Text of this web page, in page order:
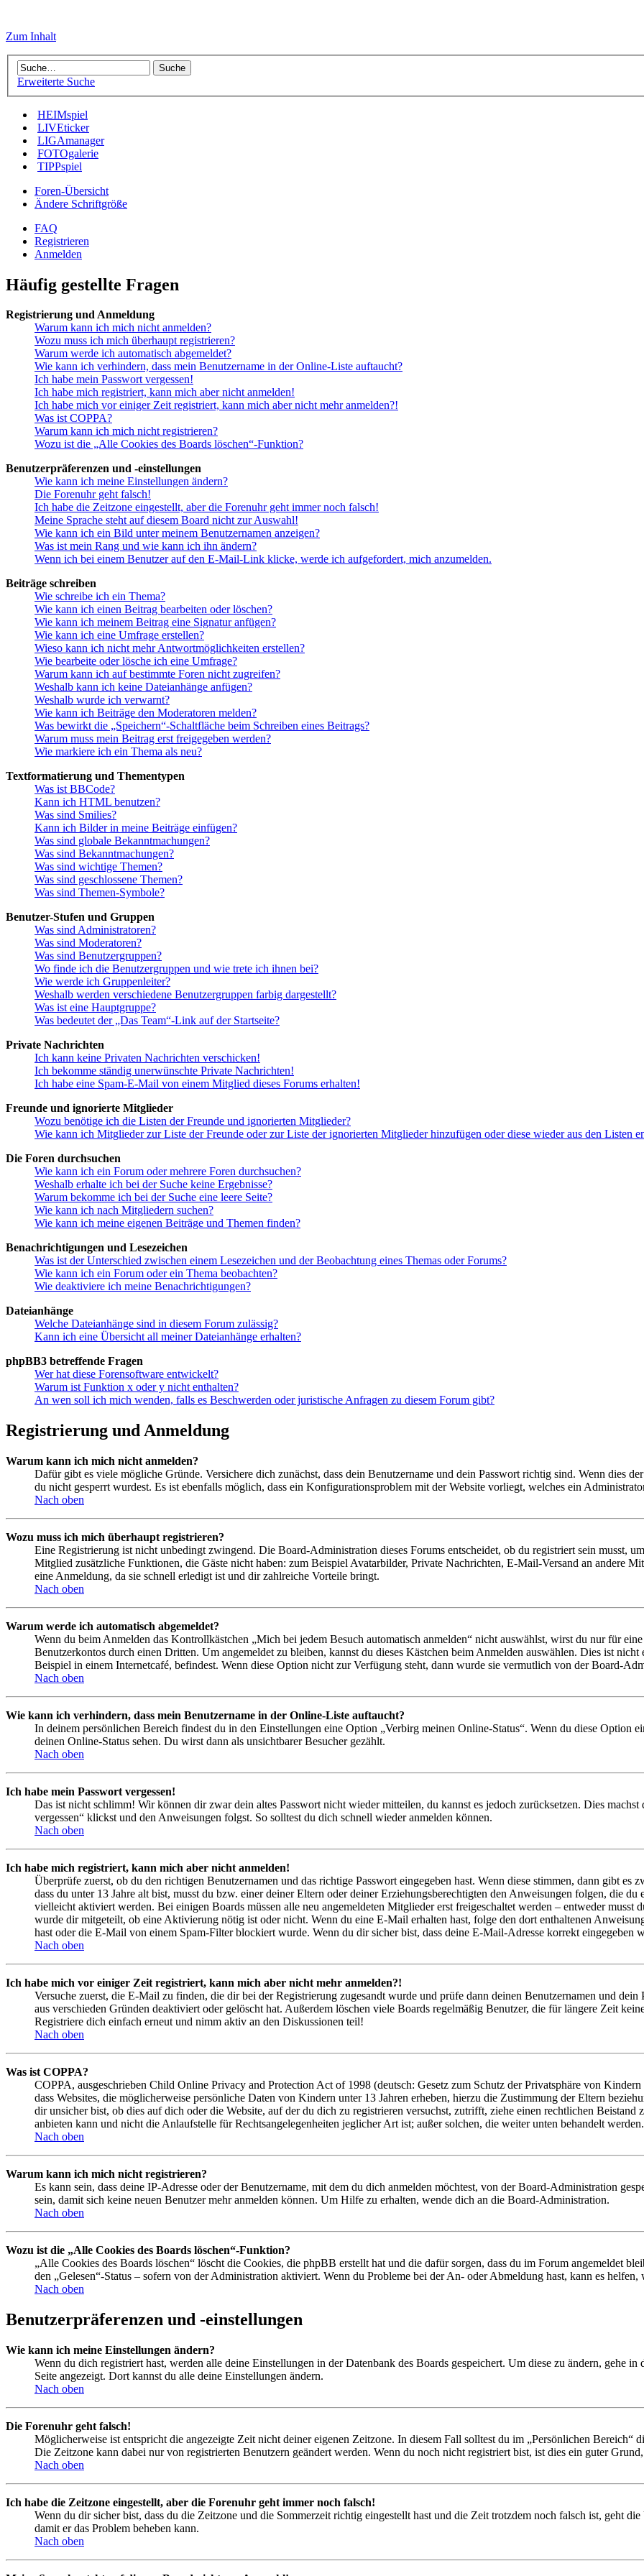
Zum Inhalt
Erweiterte Suche
HEIMspiel
LIVEticker
LIGAmanager
FOTOgalerie
TIPPspiel
Foren-Übersicht
Ändere Schriftgröße
FAQ
Registrieren
Anmelden
Häufig gestellte Fragen
Registrierung und Anmeldung
Warum kann ich mich nicht anmelden?
Wozu muss ich mich überhaupt registrieren?
Warum werde ich automatisch abgemeldet?
Wie kann ich verhindern, dass mein Benutzername in der Online-Liste auftaucht?
Ich habe mein Passwort vergessen!
Ich habe mich registriert, kann mich aber nicht anmelden!
Ich habe mich vor einiger Zeit registriert, kann mich aber nicht mehr anmelden?!
Was ist COPPA?
Warum kann ich mich nicht registrieren?
Wozu ist die „Alle Cookies des Boards löschen“-Funktion?
Benutzerpräferenzen und -einstellungen
Wie kann ich meine Einstellungen ändern?
Die Forenuhr geht falsch!
Ich habe die Zeitzone eingestellt, aber die Forenuhr geht immer noch falsch!
Meine Sprache steht auf diesem Board nicht zur Auswahl!
Wie kann ich ein Bild unter meinem Benutzernamen anzeigen?
Was ist mein Rang und wie kann ich ihn ändern?
Wenn ich bei einem Benutzer auf den E-Mail-Link klicke, werde ich aufgefordert, mich anzumelden.
Beiträge schreiben
Wie schreibe ich ein Thema?
Wie kann ich einen Beitrag bearbeiten oder löschen?
Wie kann ich meinem Beitrag eine Signatur anfügen?
Wie kann ich eine Umfrage erstellen?
Wieso kann ich nicht mehr Antwortmöglichkeiten erstellen?
Wie bearbeite oder lösche ich eine Umfrage?
Warum kann ich auf bestimmte Foren nicht zugreifen?
Weshalb kann ich keine Dateianhänge anfügen?
Weshalb wurde ich verwarnt?
Wie kann ich Beiträge den Moderatoren melden?
Was bewirkt die „Speichern“-Schaltfläche beim Schreiben eines Beitrags?
Warum muss mein Beitrag erst freigegeben werden?
Wie markiere ich ein Thema als neu?
Textformatierung und Thementypen
Was ist BBCode?
Kann ich HTML benutzen?
Was sind Smilies?
Kann ich Bilder in meine Beiträge einfügen?
Was sind globale Bekanntmachungen?
Was sind Bekanntmachungen?
Was sind wichtige Themen?
Was sind geschlossene Themen?
Was sind Themen-Symbole?
Benutzer-Stufen und Gruppen
Was sind Administratoren?
Was sind Moderatoren?
Was sind Benutzergruppen?
Wo finde ich die Benutzergruppen und wie trete ich ihnen bei?
Wie werde ich Gruppenleiter?
Weshalb werden verschiedene Benutzergruppen farbig dargestellt?
Was ist eine Hauptgruppe?
Was bedeutet der „Das Team“-Link auf der Startseite?
Private Nachrichten
Ich kann keine Privaten Nachrichten verschicken!
Ich bekomme ständig unerwünschte Private Nachrichten!
Ich habe eine Spam-E-Mail von einem Mitglied dieses Forums erhalten!
Freunde und ignorierte Mitglieder
Wozu benötige ich die Listen der Freunde und ignorierten Mitglieder?
Wie kann ich Mitglieder zur Liste der Freunde oder zur Liste der ignorierten Mitglieder hinzufügen oder diese wieder aus den Listen
Die Foren durchsuchen
Wie kann ich ein Forum oder mehrere Foren durchsuchen?
Weshalb erhalte ich bei der Suche keine Ergebnisse?
Warum bekomme ich bei der Suche eine leere Seite?
Wie kann ich nach Mitgliedern suchen?
Wie kann ich meine eigenen Beiträge und Themen finden?
Benachrichtigungen und Lesezeichen
Was ist der Unterschied zwischen einem Lesezeichen und der Beobachtung eines Themas oder Forums?
Wie kann ich ein Forum oder ein Thema beobachten?
Wie deaktiviere ich meine Benachrichtigungen?
Dateianhänge
Welche Dateianhänge sind in diesem Forum zulässig?
Kann ich eine Übersicht all meiner Dateianhänge erhalten?
phpBB3 betreffende Fragen
Wer hat diese Forensoftware entwickelt?
Warum ist Funktion x oder y nicht enthalten?
An wen soll ich mich wenden, falls es Beschwerden oder juristische Anfragen zu diesem Forum gibt?
Registrierung und Anmeldung
Warum kann ich mich nicht anmelden?
Dafür gibt es viele mögliche Gründe. Versichere dich zunächst, dass dein Benutzername und dein Passwort richtig sind. Wenn dies
du nicht gesperrt wurdest. Es ist ebenfalls möglich, dass ein Konfigurationsproblem mit der Website vorliegt, welches ein
Nach oben
Wozu muss ich mich überhaupt registrieren?
Eine Registrierung ist nicht unbedingt zwingend. Die Board-Administration dieses Forums entscheidet, ob du registriert sein musst,
Mitglied zusätzliche Funktionen, die Gäste nicht haben: zum Beispiel Avatarbilder, Private Nachrichten, E-Mail-Versand an andere
eine Anmeldung, da sie schnell erledigt ist und dir zahlreiche Vorteile bringt.
Nach oben
Warum werde ich automatisch abgemeldet?
Wenn du beim Anmelden das Kontrollkästchen „Mich bei jedem Besuch automatisch anmelden“ nicht auswählst, wirst du nur für
Benutzerkontos durch einen Dritten. Um angemeldet zu bleiben, kannst du dieses Kästchen beim Anmelden auswählen. Dies ist
Beispiel in einem Internetcafé, befindest. Wenn diese Option nicht zur Verfügung steht, dann wurde sie vermutlich von der Board-
Nach oben
Wie kann ich verhindern, dass mein Benutzername in der Online-Liste auftaucht?
In deinem persönlichen Bereich findest du in den Einstellungen eine Option „Verbirg meinen Online-Status“. Wenn du diese Option
deinen Online-Status sehen. Du wirst dann als unsichtbarer Besucher gezählt.
Nach oben
Ich habe mein Passwort vergessen!
Das ist nicht schlimm! Wir können dir zwar dein altes Passwort nicht wieder mitteilen, du kannst es jedoch zurücksetzen. Dies
vergessen“ klickst und den Anweisungen folgst. So solltest du dich schnell wieder anmelden können.
Nach oben
Ich habe mich registriert, kann mich aber nicht anmelden!
Überprüfe zuerst, ob du den richtigen Benutzernamen und das richtige Passwort eingegeben hast. Wenn diese stimmen, dann gibt es
dass du unter 13 Jahre alt bist, musst du bzw. einer deiner Eltern oder deiner Erziehungsberechtigten den Anweisungen folgen, die
vielleicht aktiviert werden. Bei einigen Boards müssen alle neu angemeldeten Mitglieder erst freigeschaltet werden – entweder musst
wurde dir mitgeteilt, ob eine Aktivierung nötig ist oder nicht. Wenn du eine E-Mail erhalten hast, folge den dort enthaltenen
hast oder die E-Mail von einem Spam-Filter blockiert wurde. Wenn du dir sicher bist, dass deine E-Mail-Adresse korrekt eingegeben
Nach oben
Ich habe mich vor einiger Zeit registriert, kann mich aber nicht mehr anmelden?!
Versuche zuerst, die E-Mail zu finden, die dir bei der Registrierung zugesandt wurde und prüfe dann deinen Benutzernamen und
aus verschieden Gründen deaktiviert oder gelöscht hat. Außerdem löschen viele Boards regelmäßig Benutzer, die für längere Zeit
Registriere dich einfach erneut und nimm aktiv an den Diskussionen teil!
Nach oben
Was ist COPPA?
COPPA, ausgeschrieben Child Online Privacy and Protection Act of 1998 (deutsch: Gesetz zum Schutz der Privatsphäre von
dass Websites, die möglicherweise persönliche Daten von Kindern unter 13 Jahren erheben, hierzu die Zustimmung der Eltern
dir unsicher bist, ob dies auf dich oder die Website, auf der du dich zu registrieren versuchst, zutrifft, ziehe einen rechtlichen Beistand
anbieten kann und nicht die Anlaufstelle für Rechtsangelegenheiten jeglicher Art ist; außer solchen, die weiter unten behandelt werden.
Nach oben
Warum kann ich mich nicht registrieren?
Es kann sein, dass deine IP-Adresse oder der Benutzername, mit dem du dich anmelden möchtest, von der Board-Administration
sein, damit sich keine neuen Benutzer mehr anmelden können. Um Hilfe zu erhalten, wende dich an die Board-Administration.
Nach oben
Wozu ist die „Alle Cookies des Boards löschen“-Funktion?
„Alle Cookies des Boards löschen“ löscht die Cookies, die phpBB erstellt hat und die dafür sorgen, dass du im Forum angemeldet
den „Gelesen“-Status – sofern von der Administration aktiviert. Wenn du Probleme bei der An- oder Abmeldung hast, kann es
Nach oben
Benutzerpräferenzen und -einstellungen
Wie kann ich meine Einstellungen ändern?
Wenn du dich registriert hast, werden alle deine Einstellungen in der Datenbank des Boards gespeichert. Um diese zu ändern, gehe
Seite angezeigt. Dort kannst du alle deine Einstellungen ändern.
Nach oben
Die Forenuhr geht falsch!
Möglicherweise ist entspricht die angezeigte Zeit nicht deiner eigenen Zeitzone. In diesem Fall solltest du im „Persönlichen Bereich“
Die Zeitzone kann dabei nur von registrierten Benutzern geändert werden. Wenn du noch nicht registriert bist, ist dies ein guter
Nach oben
Ich habe die Zeitzone eingestellt, aber die Forenuhr geht immer noch falsch!
Wenn du dir sicher bist, dass du die Zeitzone und die Sommerzeit richtig eingestellt hast und die Zeit trotzdem noch falsch ist, geht
damit er das Problem beheben kann.
Nach oben